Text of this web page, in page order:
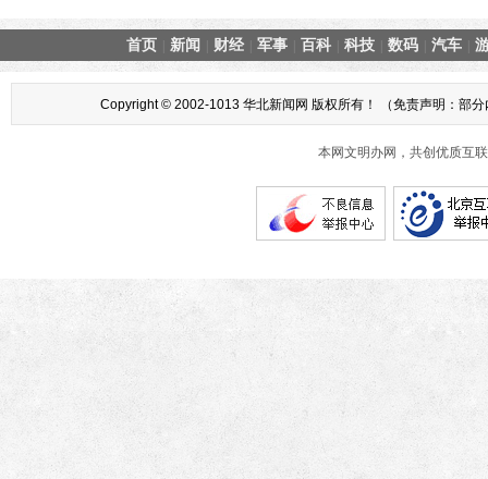
首页 新闻 财经 军事 百科 科技 数码 汽车
Copyright © 2002-1013 华北新闻网 版权所有！ （免责声明：部
本网文明办网，共创优质互